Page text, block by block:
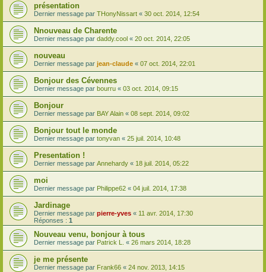
présentation
Dernier message par THonyNissart « 30 oct. 2014, 12:54
Nnouveau de Charente
Dernier message par daddy.cool « 20 oct. 2014, 22:05
nouveau
Dernier message par jean-claude « 07 oct. 2014, 22:01
Bonjour des Cévennes
Dernier message par bourru « 03 oct. 2014, 09:15
Bonjour
Dernier message par BAY Alain « 08 sept. 2014, 09:02
Bonjour tout le monde
Dernier message par tonyvan « 25 juil. 2014, 10:48
Presentation !
Dernier message par Annehardy « 18 juil. 2014, 05:22
moi
Dernier message par Philippe62 « 04 juil. 2014, 17:38
Jardinage
Dernier message par pierre-yves « 11 avr. 2014, 17:30
Réponses : 1
Nouveau venu, bonjour à tous
Dernier message par Patrick L. « 26 mars 2014, 18:28
je me présente
Dernier message par Frank66 « 24 nov. 2013, 14:15